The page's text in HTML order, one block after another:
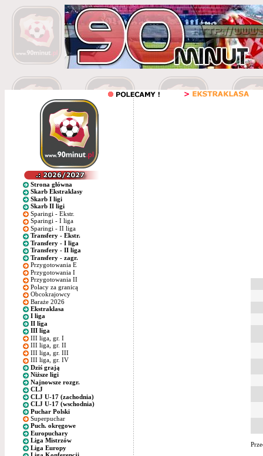
Strona główna
Skarb Ekstraklasy
Skarb I ligi
Skarb II ligi
Sparingi - Ekstr.
Sparingi - I liga
Sparingi - II liga
Transfery - Ekstr.
Transfery - I liga
Transfery - II liga
Transfery - zagr.
Przygotowania E
Przygotowania I
Przygotowania II
Polacy za granicą
Obcokrajowcy
Baraże 2026
Ekstraklasa
I liga
II liga
III liga
III liga, gr. I
III liga, gr. II
III liga, gr. III
III liga, gr. IV
Dziś grają
Niższe ligi
Najnowsze rozgr.
CLJ
CLJ U-17 (zachodnia)
CLJ U-17 (wschodnia)
Puchar Polski
Superpuchar
Puch. okręgowe
Europuchary
Liga Mistrzów
Liga Europy